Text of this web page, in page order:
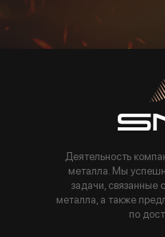
Пользуясь данной формой вы
Деятельность
металла. Мы
задачи, связанные
металла, а также
по